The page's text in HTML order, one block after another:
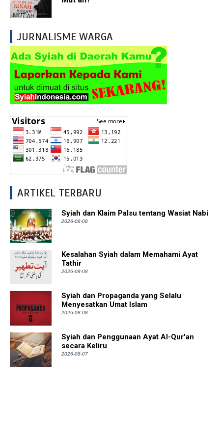
JURNALISME WARGA
ARTIKEL TERBARU
Syiah dan Klaim Palsu tentang Wasiat Nabi
2026-08-08
Kesalahan Syiah dalam Memahami Ayat
Tathir
2026-08-08
Syiah dan Propaganda yang Selalu
Menyesatkan Umat Islam
2026-08-08
Syiah dan Penggunaan Ayat Al-Qur'an
secara Keliru
2026-08-07